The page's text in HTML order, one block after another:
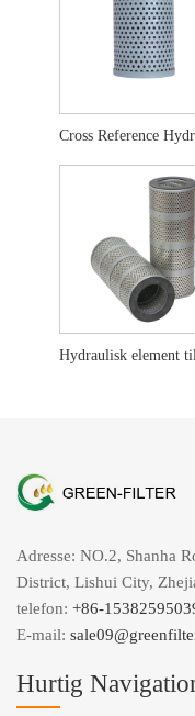
Adresse: NO.2, Shanha
District, Lishui City,
telefon: +86-
E-mail:
Hurtig